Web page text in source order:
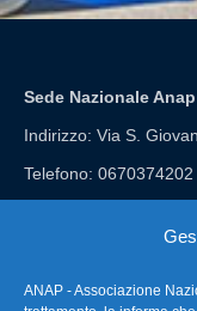
ANAP - Associazione
Sede Nazionale
Indirizzo: Via S.
Telefono: 0670374202